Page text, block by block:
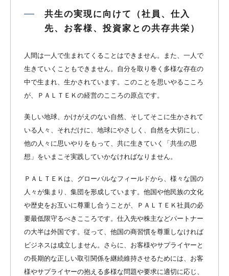
共生の実現に向けて（社員、仕入
先、お客様、投資家との共存共栄）
人間は一人で生まれてくることはできません。また、一人で
生きていくこともできません。自分を取り巻く多様な存在の
中で生まれ、生かされています。このことを思いやるこころ
が、ＰＡＬＴＥＫの経営のこころの原点です。
美しい地球、かけがえのない自然、そしてそこに生かされて
いる人々、それだけに、地球にやさしく、自然を大切にし、
他の人々に思いやりをもって、共に生きていく「共生の思
想」をいまこそ実践していかなければなりません。
ＰＡＬＴＥＫは、グローバルなフィールドから、様々な国の
人々が集まり、集団を形成しています。他国や他民族の文化
や歴史をお互いに尊重し合うことが、ＰＡＬＴＥＫ社員の必
要最低限守るべきこころです。仕入先や株主などパートナー
の大半は外国です。従って、他国の商習慣を尊重しなければ
ビジネスは成立しません。さらに、お客様やサプライヤーと
の長期的な正しい取引関係を継続維持させるためには、お客
様やサプライヤーの抱える多様な問題や要求に適切に応じ、